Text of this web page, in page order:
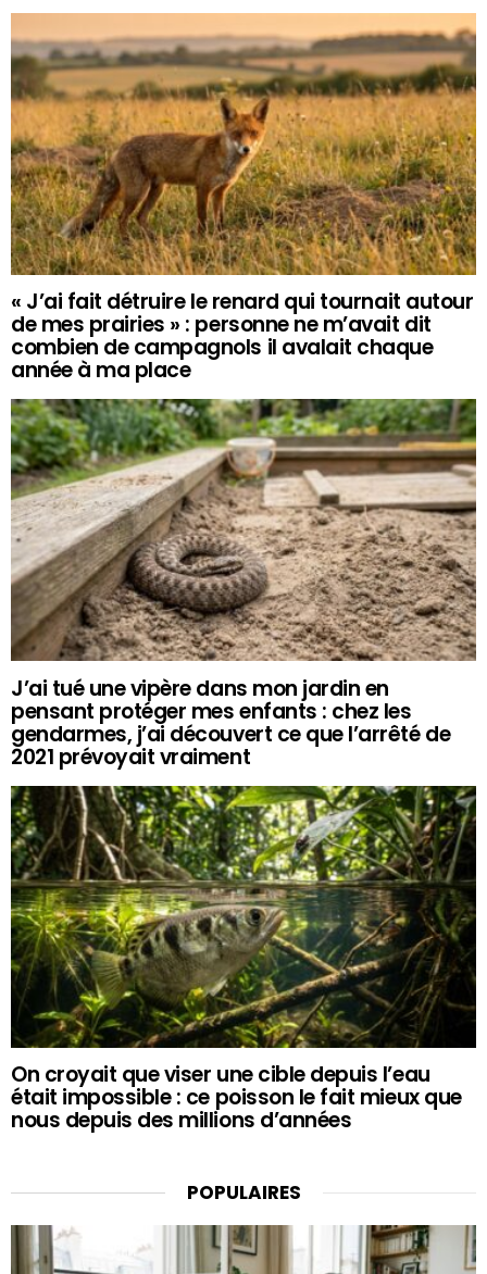
« J’ai fait détruire le renard qui tournait autour
de mes prairies » : personne ne m’avait dit
combien de campagnols il avalait chaque
année à ma place
J’ai tué une vipère dans mon jardin en
pensant protéger mes enfants : chez les
gendarmes, j’ai découvert ce que l’arrêté de
2021 prévoyait vraiment
On croyait que viser une cible depuis l’eau
était impossible : ce poisson le fait mieux que
nous depuis des millions d’années
POPULAIRES